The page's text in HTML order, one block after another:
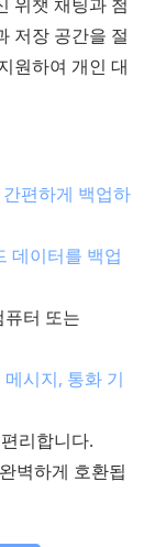
저장 공간을 절
원하여 개인 대
편하게 백업하
데이터를 백업
터 또는
시지, 통화 기
리합니다.
벽하게 호환됩